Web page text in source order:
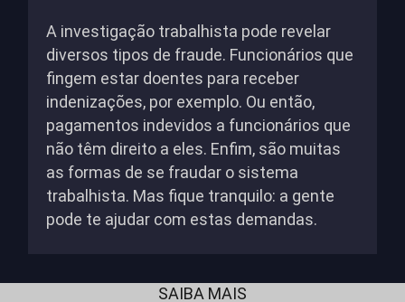
A investigação trabalhista pode revelar
diversos tipos de fraude. Funcionários que
fingem estar doentes para receber
indenizações, por exemplo. Ou então,
pagamentos indevidos a funcionários que
não têm direito a eles. Enfim, são muitas
as formas de se fraudar o sistema
trabalhista. Mas fique tranquilo: a gente
pode te ajudar com estas demandas.
SAIBA MAIS